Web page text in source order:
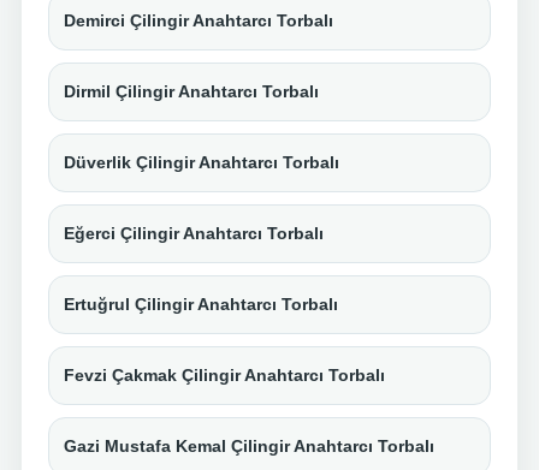
Demirci Çilingir Anahtarcı Torbalı
Dirmil Çilingir Anahtarcı Torbalı
Düverlik Çilingir Anahtarcı Torbalı
Eğerci Çilingir Anahtarcı Torbalı
Ertuğrul Çilingir Anahtarcı Torbalı
Fevzi Çakmak Çilingir Anahtarcı Torbalı
Gazi Mustafa Kemal Çilingir Anahtarcı Torbalı